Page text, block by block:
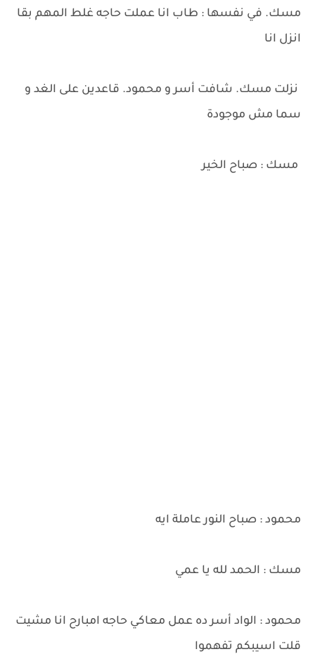
مسك. في نفسها : طاب انا عملت حاجه غلط المهم بقا
انزل انا
نزلت مسك. شافت أسر و محمود. قاعدين على الغد و
سما مش موجودة
مسك : صباح الخير
محمود : صباح النور عاملة ايه
مسك : الحمد لله يا عمي
محمود : الواد أسر ده عمل معاكي حاجه امبارح انا مشيت
قلت اسيبكم تفهموا